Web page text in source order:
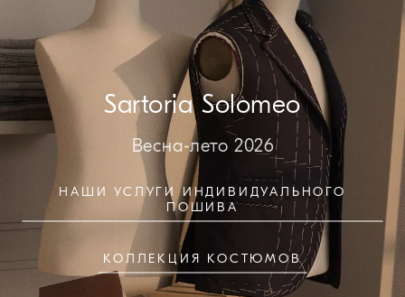
Sartoria Solomeo
Весна-лето 2026
НАШИ УСЛУГИ ИНДИВИДУАЛЬНОГО
ПОШИВА
КОЛЛЕКЦИЯ КОСТЮМОВ